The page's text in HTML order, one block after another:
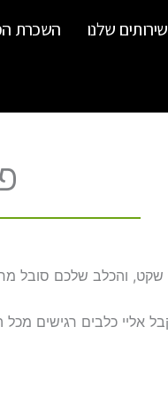
שלנו השכרת
שלכם סובל
שמשון, הבעלים של הכלב במושב,